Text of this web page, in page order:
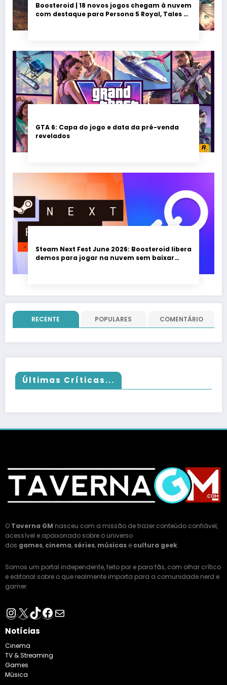
Boosteroid | 18 novos jogos chegam à nuvem
com destaque para Persona 5 Royal, Tales of
GTA 6: Capa do jogo e data da pré-venda
revelados
Steam Next Fest June 2026: Boosteroid libera
demos para jogar na nuvem sem baixar
RECENTE POPULARES COMENTÁRIO
Últimas Críticas...
O Taverna GM nasceu com a missão de trazer conteúdo confiável,
acessível e apaixonado sobre o universo
dos games, cinema, séries, músicas e cultura geek.
Somos um portal independente, feito por e para fãs, com olhar crítico
e editorial sobre o que realmente importa para a comunidade nerd e
gamer.
Instagram
X TikTok
Facebook
E-mail
Notícias
Cinema
TV & Streaming
Games
Música